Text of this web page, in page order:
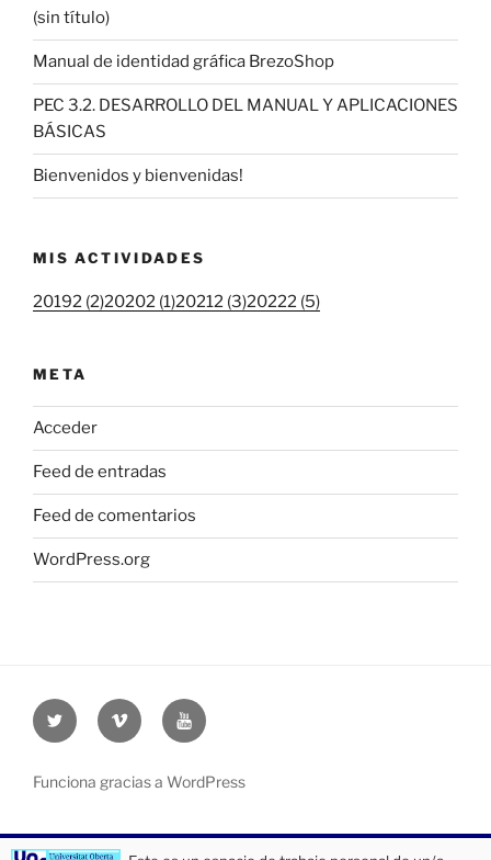
(sin título)
Manual de identidad gráfica BrezoShop
PEC 3.2. DESARROLLO DEL MANUAL Y APLICACIONES
BÁSICAS
Bienvenidos y bienvenidas!
MIS ACTIVIDADES
20192 (2)20202 (1)20212 (3)20222 (5)
META
Acceder
Feed de entradas
Feed de comentarios
WordPress.org
Twitter
UOC
Vimeo
UOC
Youtube
UOC
Funciona gracias a WordPress